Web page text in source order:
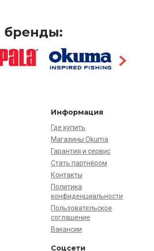
бренды:
Информация
Где купить
Магазины Okuma
Гарантия и сервис
Стать партнёром
Контакты
Политика
конфиденциальности
Пользовательское
соглашение
Вакансии
Соцсети